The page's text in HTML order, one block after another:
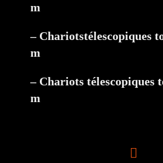
m
– Chariotstélescopiques
m
– Chariots télescopiques
m